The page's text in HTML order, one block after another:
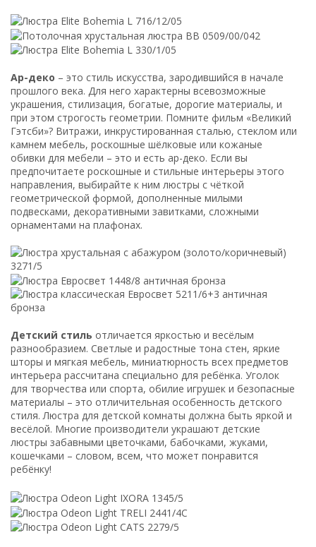
Ар-деко – это стиль искусства, зародившийся в начале
прошлого века. Для него характерны всевозможные
украшения, стилизация, богатые, дорогие материалы, и
при этом строгость геометрии. Помните фильм «Великий
Гэтсби»? Витражи, инкрустированная сталью, стеклом или
камнем мебель, роскошные шёлковые или кожаные
обивки для мебели – это и есть ар-деко. Если вы
предпочитаете роскошные и стильные интерьеры этого
направления, выбирайте к ним люстры с чёткой
геометрической формой, дополненные милыми
подвесками, декоративными завитками, сложными
орнаментами на плафонах.
Детский стиль отличается яркостью и весёлым
разнообразием. Светлые и радостные тона стен, яркие
шторы и мягкая мебель, миниатюрность всех предметов
интерьера рассчитана специально для ребёнка. Уголок
для творчества или спорта, обилие игрушек и безопасные
материалы – это отличительная особенность детского
стиля. Люстра для детской комнаты должна быть яркой и
весёлой. Многие производители украшают детские
люстры забавными цветочками, бабочками, жуками,
кошечками – словом, всем, что может понравится
ребёнку!